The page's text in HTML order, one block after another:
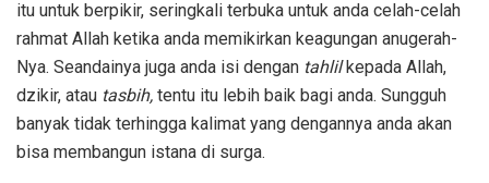
itu untuk berpikir, seringkali terbuka untuk anda celah-celah
rahmat Allah ketika anda memikirkan keagungan anugerah-
Nya. Seandainya juga anda isi dengan tahlil kepada Allah,
dzikir, atau tasbih, tentu itu lebih baik bagi anda. Sungguh
banyak tidak terhingga kalimat yang dengannya anda akan
bisa membangun istana di surga.